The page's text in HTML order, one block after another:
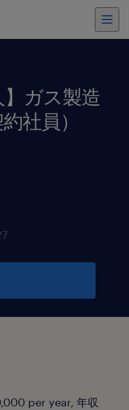
】ガス製造
社員）
per year, 年収